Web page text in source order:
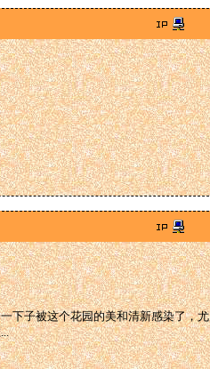
下子被这个花园的美和清新感染了，尤